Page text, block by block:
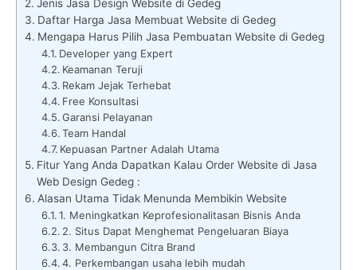
Jenis Jasa Design Website di Gedeg
Daftar Harga Jasa Membuat Website di Gedeg
Mengapa Harus Pilih Jasa Pembuatan Website di Gedeg
Developer yang Expert
Keamanan Teruji
Rekam Jejak Terhebat
Free Konsultasi
Garansi Pelayanan
Team Handal
Kepuasan Partner Adalah Utama
Fitur Yang Anda Dapatkan Kalau Order Website di Jasa
Web Design Gedeg :
Alasan Utama Tidak Menunda Membikin Website
1. Meningkatkan Keprofesionalitasan Bisnis Anda
2. Situs Dapat Menghemat Pengeluaran Biaya
3. Membangun Citra Brand
4. Perkembangan usaha lebih mudah